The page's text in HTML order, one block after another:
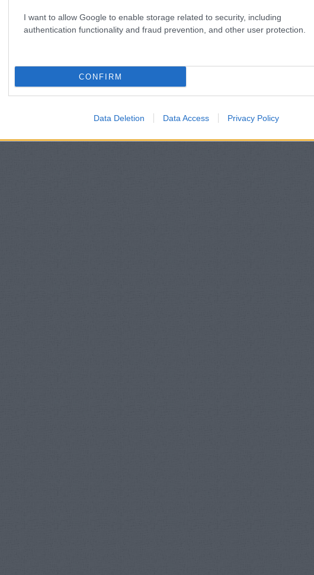
I want to allow Google to enable storage related to security, including
authentication functionality and fraud prevention, and other user protection.
CONFIRM
Data Deletion Data Access Privacy Policy